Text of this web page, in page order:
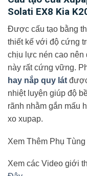
Solati EX8 Kia
Được cấu tạo bằng
thiết kế với độ cứng
chịu lực nén cao
này rất cứng vững.
hay nắp quy lát
nhiệt luyện giúp độ
rãnh nhằm gắn mấu
xo xupap.
Xem Thêm Phụ
Xem các Video giới